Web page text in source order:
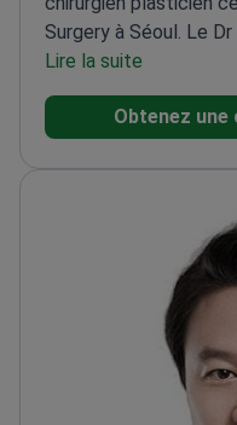
Surgery à Séoul. Le
interventions. Il est
rhinoplastie et la
Microsurgery.A reçu
Plastic and
Korean Society for
Travaille
KOIHA et approuvée
Plastic Surgeons.
Lire la suite
Obtenez